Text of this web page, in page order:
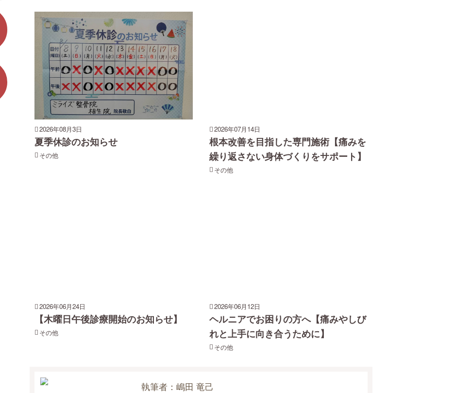
2026年08月3日
夏季休診のお知らせ
その他
2026年07月14日
根本改善を目指した専門施術【痛みを
繰り返さない身体づくりをサポート】
その他
2026年06月24日
【木曜日午後診療開始のお知らせ】
その他
2026年06月12日
ヘルニアでお困りの方へ【痛みやしび
れと上手に向き合うために】
その他
執筆者：嶋田 竜己